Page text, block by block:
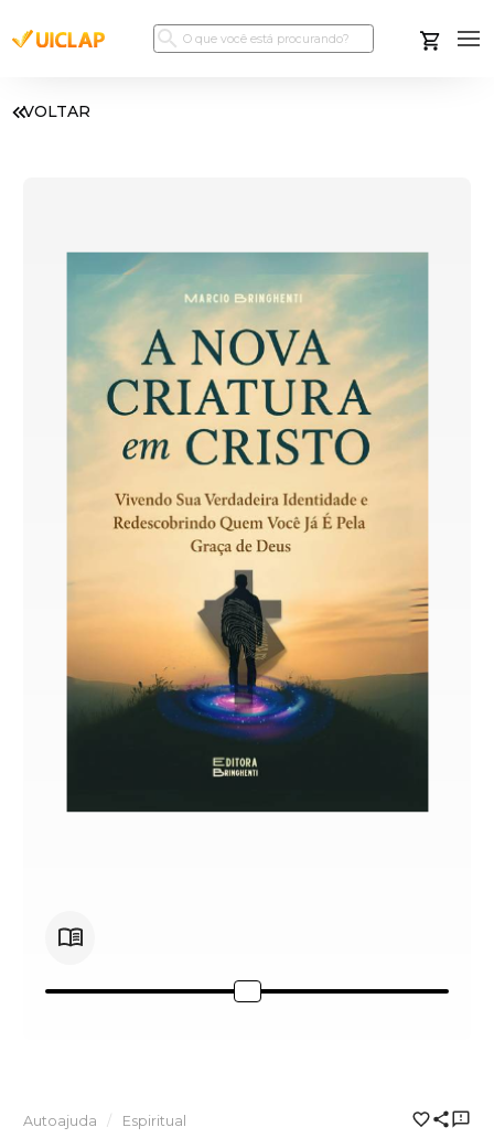
VOLTAR
Autoajuda Espiritual